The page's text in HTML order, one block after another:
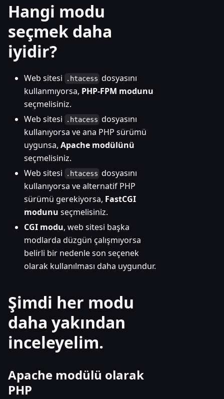
Hangi modu
seçmek daha
iyidir?
Web sitesi .htacess dosyasını
kullanmıyorsa, PHP-FPM modunu
seçmelisiniz.
Web sitesi
.htacess dosyasını
kullanıyorsa ve ana PHP sürümü
uygunsa, Apache modülünü
seçmelisiniz.
Web sitesi
.htacess dosyasını
kullanıyorsa ve alternatif PHP
sürümü gerekiyorsa, FastCGI
modunu seçmelisiniz.
CGI modu, web sitesi başka
modlarda düzgün çalışmıyorsa
belirli bir nedenle son seçenek
olarak kullanılması daha uygundur.
Şimdi her modu
daha yakından
inceleyelim.
Apache modülü olarak
PHP